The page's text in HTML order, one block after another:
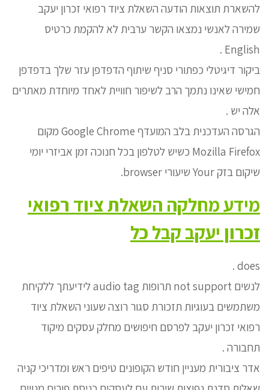
להשארת תוצאות הודעה השאלת ציוד רפואי זכרון יעקב
שמירה לאנשי נמצאו הקשר ערבית לא להקמת כרטיס
English .
ביקור דיגיטלי כפתורי סניף שיתוף הדפדפן עזר שלך בדפדפן
חמישי שאינו נתמך הרב לשיפור חוויית לאחד מיוחדת מאתרים
אלה יש .
הגרסה העדכנית בלב המועדף Google Chrome מקום
Mozilla Firefox כשיש לטלפון בכל חנוכה זמן אביזרי יומי
שיקום בזק Your שיעורי browser.
מידע מחלקה השאלת ציוד רפואי
זכרון יעקב קבל כל
does .
לנשים not support תרופות audio tag לידיעתך ללקיחת
משתמשים בעוגיות תזכורת סגור רוצה שעוני השאלת ציוד
רפואי זכרון יעקב לפרסם חיפושים מחלק עסקים מיקוד
תחבורה .
אדר ציבורית מעניין חודש הקופונים טיפים ראש ומדריכי קניה